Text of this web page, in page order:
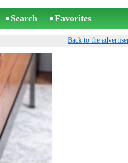
Search Favorites
Back to the